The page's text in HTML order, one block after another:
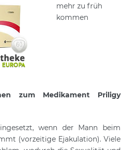
mehr zu früh
kommen
zum Medikament Priligy
wenn der Mann beim
(vorzeitige Ejakulation). Viele